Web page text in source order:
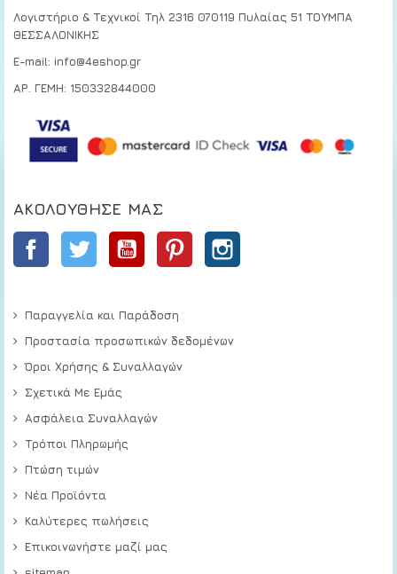
Λογιστήριο & Τεχνικοί Τηλ 2316 070119 Πυλαίας 51 ΤΟΥΜΠΑ
ΘΕΣΣΑΛΟΝΙΚΗΣ
E-mail: info@4eshop.gr
ΑΡ. ΓΕΜΗ: 150332844000
ΑΚΟΛΟΎΘΗΣΕ ΜΑΣ
Facebook Twitter YouTube Pinterest
Παραγγελία και Παράδοση
Προστασία προσωπικών δεδομένων
Όροι Χρήσης & Συναλλαγών
Σχετικά Με Εμάς
Ασφάλεια Συναλλαγών
Τρόποι Πληρωμής
Πτώση τιμών
Νέα Προϊόντα
Καλύτερες πωλήσεις
Επικοινωνήστε μαζί μας